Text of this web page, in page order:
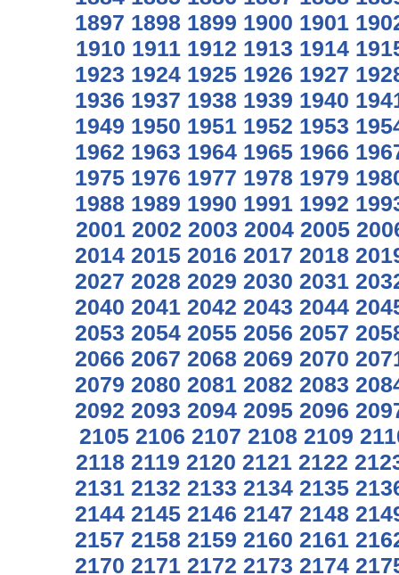
1897 1898 1899 1900 1901
1910 1911 1912 1913 1914
1923 1924 1925 1926 1927
1936 1937 1938 1939 1940
1949 1950 1951 1952 1953
1962 1963 1964 1965 1966
1975 1976 1977 1978 1979
1988 1989 1990 1991 1992
2001 2002 2003 2004 2005
2014 2015 2016 2017 2018
2027 2028 2029 2030 2031
2040 2041 2042 2043 2044
2053 2054 2055 2056 2057
2066 2067 2068 2069 2070
2079 2080 2081 2082 2083
2092 2093 2094 2095 2096
2105 2106 2107 2108 2109
2118 2119 2120 2121 2122
2131 2132 2133 2134 2135
2144 2145 2146 2147 2148
2157 2158 2159 2160 2161
2170 2171 2172 2173 2174